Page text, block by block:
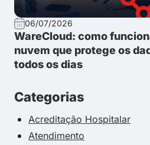
06/07/2026
WareCloud: como
nuvem que protege os
todos os dias
Categorias
Acreditação Hospitalar
Atendimento